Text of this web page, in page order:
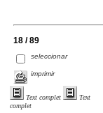
18 / 89
seleccionar
imprimir
Text complet
Text
complet